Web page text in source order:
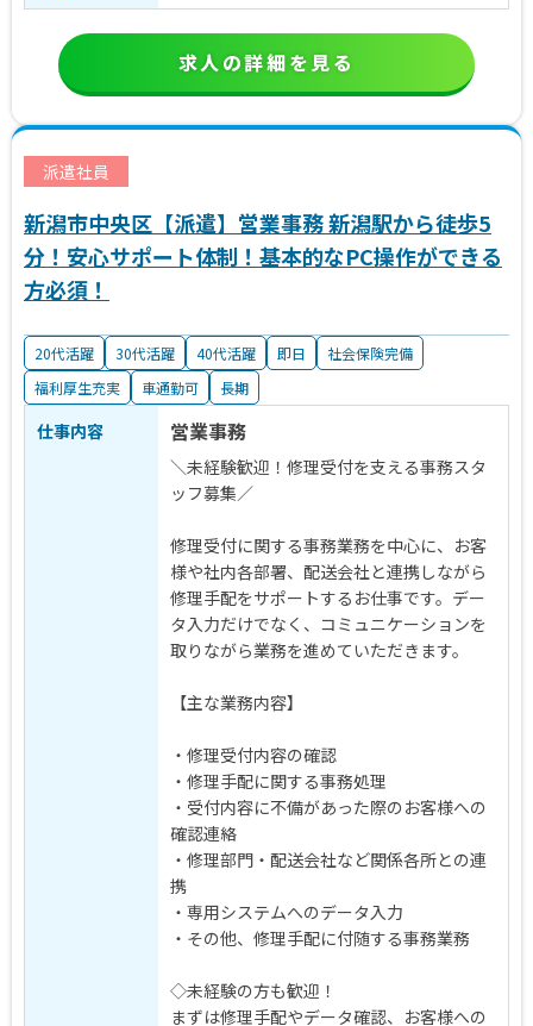
求人の詳細を見る
派遣社員
新潟市中央区【派遣】営業事務 新潟駅から徒歩5
分！安心サポート体制！基本的なPC操作ができる
方必須！
20代活躍 30代活躍 40代活躍 即日
社会保険完備
福利厚生充実
車通勤可 長期
仕事内容 営業事務
＼未経験歓迎！修理受付を支える事務スタ
ッフ募集／
修理受付に関する事務業務を中心に、お客
様や社内各部署、配送会社と連携しながら
修理手配をサポートするお仕事です。デー
タ入力だけでなく、コミュニケーションを
取りながら業務を進めていただきます。
【主な業務内容】
・修理受付内容の確認
・修理手配に関する事務処理
・受付内容に不備があった際のお客様への
確認連絡
・修理部門・配送会社など関係各所との連
携
・専用システムへのデータ入力
・その他、修理手配に付随する事務業務
◇未経験の方も歓迎！
まずは修理手配やデータ確認、お客様への